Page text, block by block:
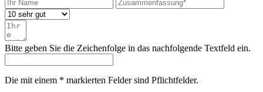
Bitte geben Sie die Zeichenfolge in das nachfolgende Textfeld ein.
Die mit einem * markierten Felder sind Pflichtfelder.